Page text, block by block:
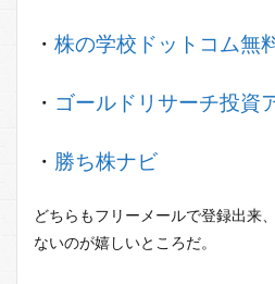
・ 株の学校ドットコム無
・ ゴールドリサーチ投資
・ 勝ち株ナビ
どちらもフリーメールで登録出来
ないのが嬉しいところだ。